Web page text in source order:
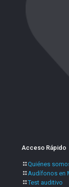
Acceso Rápido
Quiénes
Audífonos en
Test auditivo